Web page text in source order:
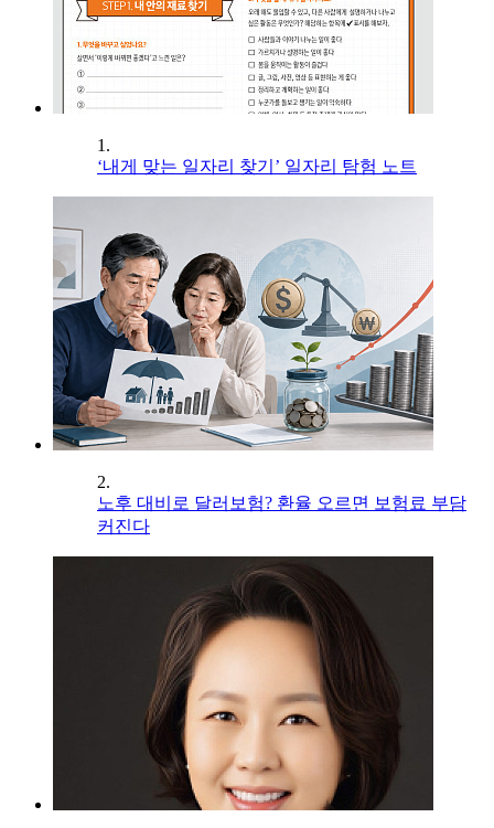
1.
‘내게 맞는 일자리 찾기’ 일자리 탐험 노트
2.
노후 대비로 달러보험? 환율 오르면 보험료 부담
커진다